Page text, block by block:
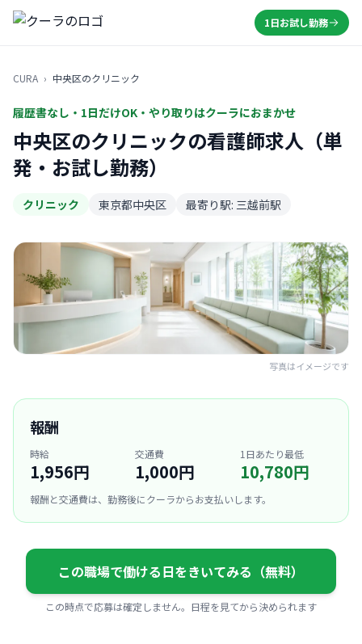
1日お試し勤務
CURA › 中央区のクリニック
履歴書なし・1日だけOK・やり取りはクーラにおまかせ
中央区のクリニックの看護師求人（単
発・お試し勤務）
クリニック 東京都中央区 最寄り駅: 三越前駅
写真はイメージです
報酬
時給
1,956円
交通費
1,000円
1日あたり最低
10,780円
報酬と交通費は、勤務後にクーラからお支払いします。
この職場で働ける日をきいてみる（無料）
この時点で応募は確定しません。日程を見てから決められます